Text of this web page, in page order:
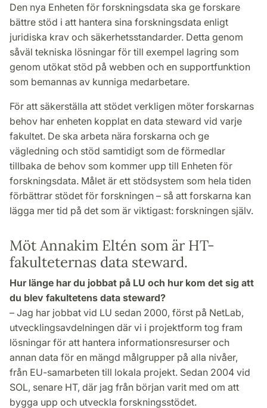
Den nya Enheten för forskningsdata ska ge forskare
bättre stöd i att hantera sina forskningsdata enligt
juridiska krav och säkerhetsstandarder. Detta genom
såväl tekniska lösningar för till exempel lagring som
genom utökat stöd på webben och en supportfunktion
som bemannas av kunniga medarbetare.
För att säkerställa att stödet verkligen möter forskarnas
behov har enheten kopplat en data steward vid varje
fakultet. De ska arbeta nära forskarna och ge
vägledning och stöd samtidigt som de förmedlar
tillbaka de behov som kommer upp till Enheten för
forskningsdata. Målet är ett stödsystem som hela tiden
förbättrar stödet för forskningen – så att forskarna kan
lägga mer tid på det som är viktigast: forskningen själv.
MötAnnakim Eltén som är HT-
fakulteternas data steward.
Hur länge har du jobbat på LU och hur kom det sig att
du blev fakultetens data steward?
– Jag har jobbat vid LU sedan 2000, först på NetLab,
utvecklingsavdelningen där vi i projektform tog fram
lösningar för att hantera informationsresurser och
annan data för en mängd målgrupper på alla nivåer,
från EU-samarbeten till lokala projekt. Sedan 2004 vid
SOL, senare HT, där jag från början varit med om att
bygga upp och utveckla forskningsstödet.